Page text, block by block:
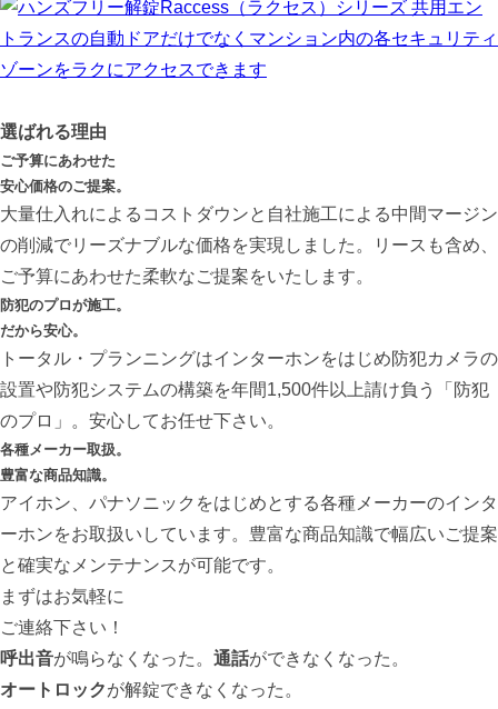
選ばれる理由
ご予算にあわせた
安心価格のご提案。
大量仕入れによるコストダウンと自社施工による中間マージン
の削減でリーズナブルな価格を実現しました。リースも含め、
ご予算にあわせた柔軟なご提案をいたします。
防犯のプロが施工。
だから安心。
トータル・プランニングはインターホンをはじめ防犯カメラの
設置や防犯システムの構築を年間1,500件以上請け負う「防犯
のプロ」。安心してお任せ下さい。
各種メーカー取扱。
豊富な商品知識。
アイホン、パナソニックをはじめとする各種メーカーのインタ
ーホンをお取扱いしています。豊富な商品知識で幅広いご提案
と確実なメンテナンスが可能です。
まずはお気軽に
ご連絡下さい！
呼出音が鳴らなくなった。 通話ができなくなった。
オートロックが解錠できなくなった。